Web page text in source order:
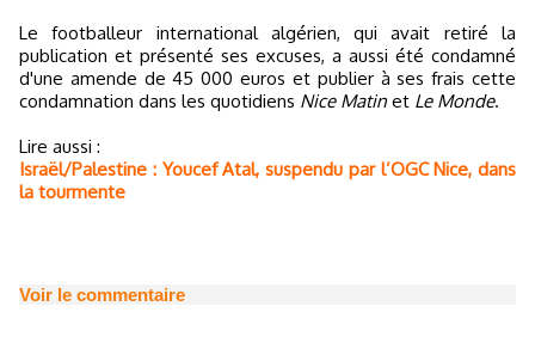
Le footballeur international algérien, qui avait retiré la
publication et présenté ses excuses, a aussi été condamné
d'une amende de 45 000 euros et publier à ses frais cette
condamnation dans les quotidiens Nice Matin et Le Monde.
Lire aussi :
Israël/Palestine : Youcef Atal, suspendu par l’OGC Nice, dans
la tourmente
Voir le commentaire